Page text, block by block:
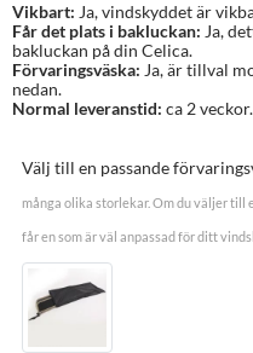
Vikbart: Ja, vindskyddet är
Får det plats i bakluckan: Ja,
bakluckan på din Celica.
Förvaringsväska: Ja, är tillval
nedan.
Normal leveranstid: ca 2 veckor.
Välj till en passande
många olika storlekar. Om du väljer
får en som är väl anpassad för ditt